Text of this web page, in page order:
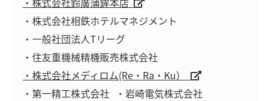
・株式会社相鉄ホテルマネジメント
・一般社団法人Tリーグ
・住友重機械精機販売株式会社
・株式会社メディロム(Re・Ra・Ku）
・第一精工株式会社
・岩崎電気株式会社